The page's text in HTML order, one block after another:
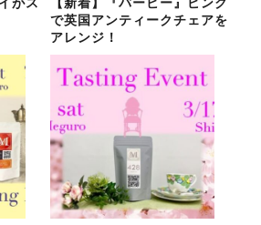
で英国アンティークチェアを
アレンジ！